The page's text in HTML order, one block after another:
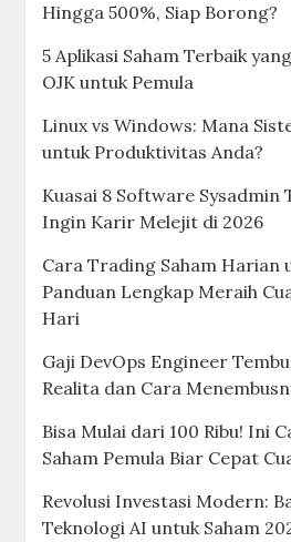
Hingga 500%, Siap Borong?
5 Aplikasi Saham Terbaik
OJK untuk Pemula
Linux vs Windows: Mana
untuk Produktivitas Anda?
Kuasai 8 Software Sysadmin
Ingin Karir Melejit di 2026
Cara Trading Saham Harian
Panduan Lengkap Meraih
Hari
Gaji DevOps Engineer
Realita dan Cara
Bisa Mulai dari 100 Ribu! Ini
Saham Pemula Biar Cepat
Revolusi Investasi Modern:
Teknologi AI untuk Saham